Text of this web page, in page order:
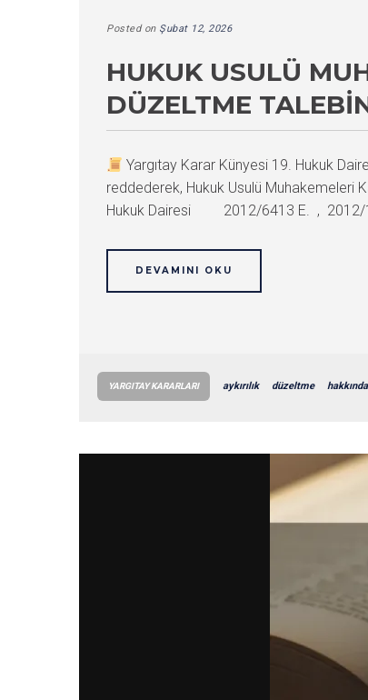
Posted on Şubat 12, 2026
HUKUK USULÜ
DÜZELTME
Yargıtay Karar Künyesi 19. Hukuk
reddederek, Hukuk Usulü Muhakemeleri
Hukuk Dairesi 2012/6413 E. , 2012/
DEVAMINI OKU
YARGITAY KARARLARI aykırılık düzeltme hakkında